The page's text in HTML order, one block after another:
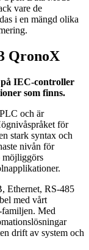
vare de
i en mängd olika
QronoX
IEC-controller
som finns.
och är
för
stark syntax och
nivån för
Ethernet, RS-485
med vårt
Med
drift av system och